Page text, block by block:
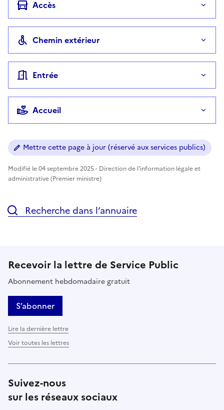
Accès
Chemin extérieur
Entrée
Accueil
Mettre cette page à jour (réservé aux services publics)
Modifié le 04 septembre 2025 - Direction de l'information légale et
administrative (Premier ministre)
Recherche dans l’annuaire
Recevoir la lettre de Service Public
Abonnement hebdomadaire gratuit
S’abonner
Lire la dernière lettre
Voir toutes les lettres
Suivez-nous
sur les réseaux sociaux